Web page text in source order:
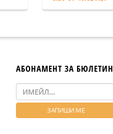
АБОНАМЕНТ ЗА БЮЛЕТИН